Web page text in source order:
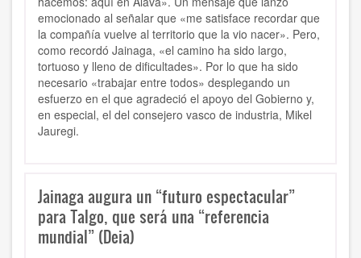
emocionado al señalar que «me satisface recordar que
la compañía vuelve al territorio que la vio nacer». Pero,
como recordó Jainaga, «el camino ha sido largo,
tortuoso y lleno de dificultades». Por lo que ha sido
necesario «trabajar entre todos» desplegando un
esfuerzo en el que agradeció el apoyo del Gobierno y,
en especial, el del consejero vasco de industria, Mikel
Jauregi.
Jainaga augura un “futuro espectacular”
para Talgo, que será una “referencia
mundial” (Deia)